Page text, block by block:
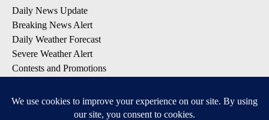
Daily News Update
Breaking News Alert
Daily Weather Forecast
Severe Weather Alert
Contests and Promotions